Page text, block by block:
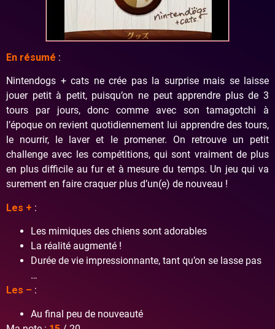
En résumé :
Nintendogs + cats ne crée pas la surprise mais se laisse
jouer petit à petit, puisqu’on ne peut apprendre plus de 3
tours par jours, donc comme avec son tamagotchi à
l’époque on revient quotidiennement lui apprendre des tours,
le nourrir, le laver et le promener. On retrouve un petit
challenge avec les compétitions, qui sont vraiment de plus
en plus difficile au fur et à mesure du temps. Un jeu qui va
surement en faire craquer plus d’un(e) de nouveau !
Les + :
Les mimiques des chiens sont adorables
La réalité augmenté !
Durée de vie impressionnante, tant qu’on se lasse pas
…
Les – :
Au final peu de nouveauté